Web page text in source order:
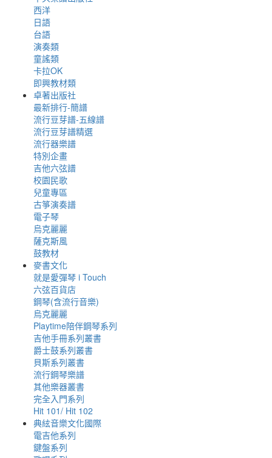
西洋
日語
台語
演奏類
童謠類
卡拉OK
即興教材類
卓著出版社
最新排行-簡譜
流行豆芽譜-五線譜
流行豆芽譜精選
流行器樂譜
特別企畫
吉他六弦譜
校園民歌
兒童專區
古箏演奏譜
電子琴
烏克麗麗
薩克斯風
鼓教材
麥書文化
就是愛彈琴 i Touch
六弦百貨店
鋼琴(含流行音樂)
烏克麗麗
Playtime陪伴鋼琴系列
吉他手冊系列叢書
爵士鼓系列叢書
貝斯系列叢書
流行鋼琴樂譜
其他樂器叢書
完全入門系列
Hit 101/ Hit 102
典絃音樂文化國際
電吉他系列
鍵盤系列